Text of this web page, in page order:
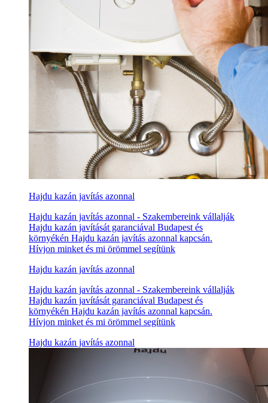
Hajdu kazán javítás azonnal
Hajdu kazán javítás azonnal - Szakembereink vállalják
Hajdu kazán javítását garanciával Budapest és
környékén Hajdu kazán javítás azonnal kapcsán.
Hívjon minket és mi örömmel segítünk
Hajdu kazán javítás azonnal
Hajdu kazán javítás azonnal - Szakembereink vállalják
Hajdu kazán javítását garanciával Budapest és
környékén Hajdu kazán javítás azonnal kapcsán.
Hívjon minket és mi örömmel segítünk
Hajdu kazán javítás azonnal